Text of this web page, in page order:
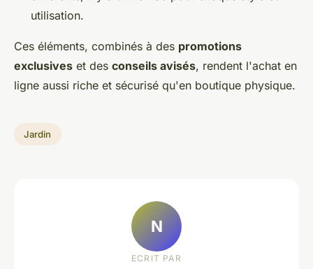
utilisation.
Ces éléments, combinés à des promotions
exclusives et des conseils avisés, rendent l'achat en
ligne aussi riche et sécurisé qu'en boutique physique.
Jardin
N
ECRIT PAR